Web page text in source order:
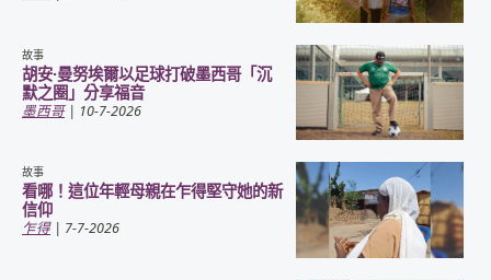
故事
胡安·曼努埃爾以足球打破墨西哥「沉
默之圈」分享福音
墨西哥| 10-7-2026
故事
看哪！這位年輕母親在乍得堅守她的新
信仰
乍得| 7-7-2026